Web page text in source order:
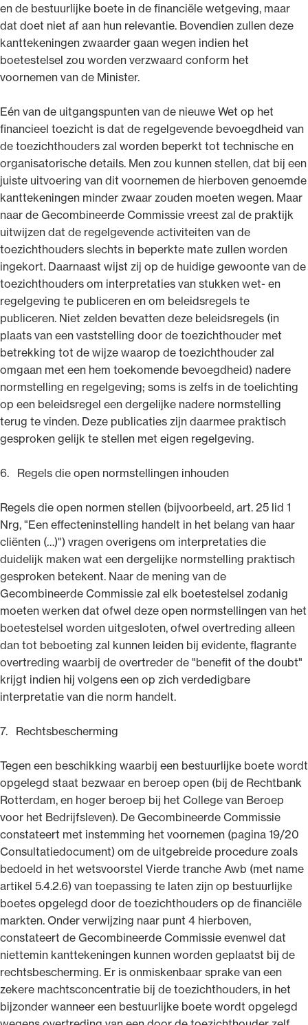
en de bestuurlijke boete in de financiële wetgeving, maar
dat doet niet af aan hun relevantie. Bovendien zullen deze
kanttekeningen zwaarder gaan wegen indien het
boetestelsel zou worden verzwaard conform het
voornemen van de Minister.
Eén van de uitgangspunten van de nieuwe Wet op het
financieel toezicht is dat de regelgevende bevoegdheid van
de toezichthouders zal worden beperkt tot technische en
organisatorische details. Men zou kunnen stellen, dat bij een
juiste uitvoering van dit voornemen de hierboven genoemde
kanttekeningen minder zwaar zouden moeten wegen. Maar
naar de Gecombineerde Commissie vreest zal de praktijk
uitwijzen dat de regelgevende activiteiten van de
toezichthouders slechts in beperkte mate zullen worden
ingekort. Daarnaast wijst zij op de huidige gewoonte van de
toezichthouders om interpretaties van stukken wet- en
regelgeving te publiceren en om beleidsregels te
publiceren. Niet zelden bevatten deze beleidsregels (in
plaats van een vaststelling door de toezichthouder met
betrekking tot de wijze waarop de toezichthouder zal
omgaan met een hem toekomende bevoegdheid) nadere
normstelling en regelgeving; soms is zelfs in de toelichting
op een beleidsregel een dergelijke nadere normstelling
terug te vinden. Deze publicaties zijn daarmee praktisch
gesproken gelijk te stellen met eigen regelgeving.
6. Regels die open normstellingen inhouden
Regels die open normen stellen (bijvoorbeeld, art. 25 lid 1
Nrg, "Een effecteninstelling handelt in het belang van haar
cliënten (…)") vragen overigens om interpretaties die
duidelijk maken wat een dergelijke normstelling praktisch
gesproken betekent. Naar de mening van de
Gecombineerde Commissie zal elk boetestelsel zodanig
moeten werken dat ofwel deze open normstellingen van het
boetestelsel worden uitgesloten, ofwel overtreding alleen
dan tot beboeting zal kunnen leiden bij evidente, flagrante
overtreding waarbij de overtreder de "benefit of the doubt"
krijgt indien hij volgens een op zich verdedigbare
interpretatie van die norm handelt.
7. Rechtsbescherming
Tegen een beschikking waarbij een bestuurlijke boete wordt
opgelegd staat bezwaar en beroep open (bij de Rechtbank
Rotterdam, en hoger beroep bij het College van Beroep
voor het Bedrijfsleven). De Gecombineerde Commissie
constateert met instemming het voornemen (pagina 19/20
Consultatiedocument) om de uitgebreide procedure zoals
bedoeld in het wetsvoorstel Vierde tranche Awb (met name
artikel 5.4.2.6) van toepassing te laten zijn op bestuurlijke
boetes opgelegd door de toezichthouders op de financiële
markten. Onder verwijzing naar punt 4 hierboven,
constateert de Gecombineerde Commissie evenwel dat
niettemin kanttekeningen kunnen worden geplaatst bij de
rechtsbescherming. Er is onmiskenbaar sprake van een
zekere machtsconcentratie bij de toezichthouders, in het
bijzonder wanneer een bestuurlijke boete wordt opgelegd